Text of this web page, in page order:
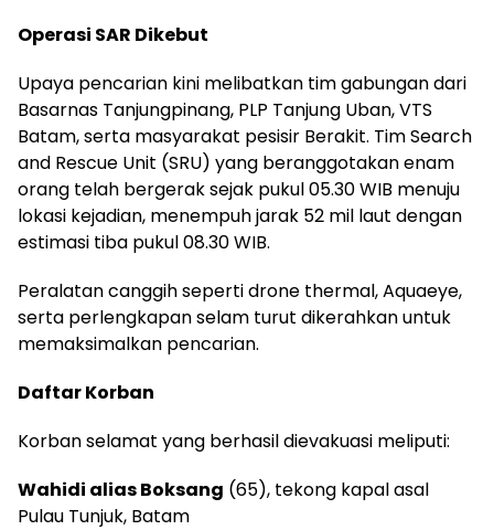
Operasi SAR Dikebut
Upaya pencarian kini melibatkan tim gabungan dari
Basarnas Tanjungpinang, PLP Tanjung Uban, VTS
Batam, serta masyarakat pesisir Berakit. Tim Search
and Rescue Unit (SRU) yang beranggotakan enam
orang telah bergerak sejak pukul 05.30 WIB menuju
lokasi kejadian, menempuh jarak 52 mil laut dengan
estimasi tiba pukul 08.30 WIB.
Peralatan canggih seperti drone thermal, Aquaeye,
serta perlengkapan selam turut dikerahkan untuk
memaksimalkan pencarian.
Daftar Korban
Korban selamat yang berhasil dievakuasi meliputi:
Wahidi alias Boksang (65), tekong kapal asal
Pulau Tunjuk, Batam